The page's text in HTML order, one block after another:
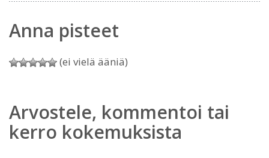
Anna pisteet
(ei vielä ääniä)
Arvostele, kommentoi tai
kerro kokemuksista